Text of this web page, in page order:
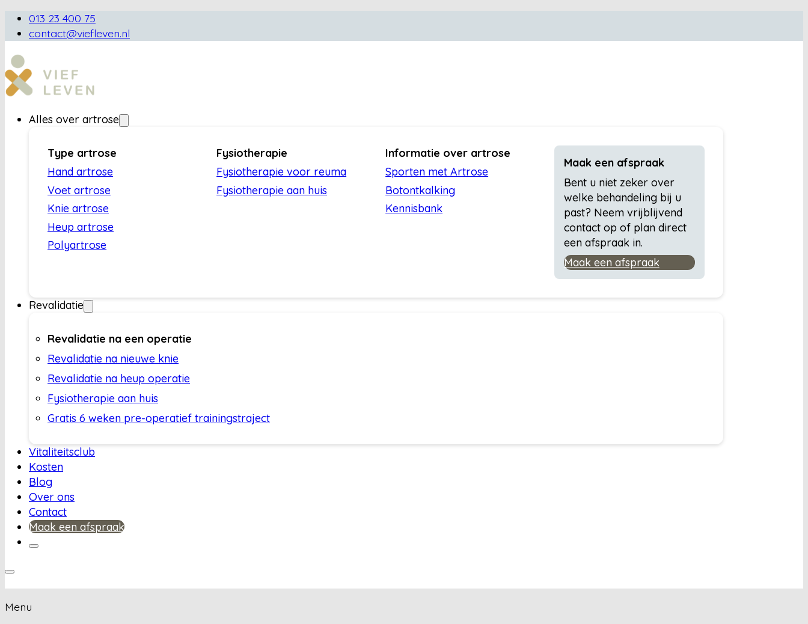
013 23 400 75
contact@viefleven.nl
Alles over artrose
Type artrose
Hand artrose
Voet artrose
Knie artrose
Heup artrose
Polyartrose
Fysiotherapie
Fysiotherapie voor reuma
Fysiotherapie aan huis
Informatie over artrose
Sporten met Artrose
Botontkalking
Kennisbank
Maak een afspraak
Bent u niet zeker over
welke behandeling bij u
past? Neem vrijblijvend
contact op of plan direct
een afspraak in.
Maak een afspraak
Revalidatie
Revalidatie na een operatie
Revalidatie na nieuwe knie
Revalidatie na heup operatie
Fysiotherapie aan huis
Gratis 6 weken pre-operatief trainingstraject
Vitaliteitsclub
Kosten
Blog
Over ons
Contact
Maak een afspraak
Menu